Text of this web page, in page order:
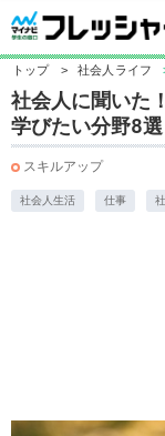
トップ > 社会人ライフ
社会人に聞いた
学びたい分野8選
スキルアップ
社会人生活 仕事